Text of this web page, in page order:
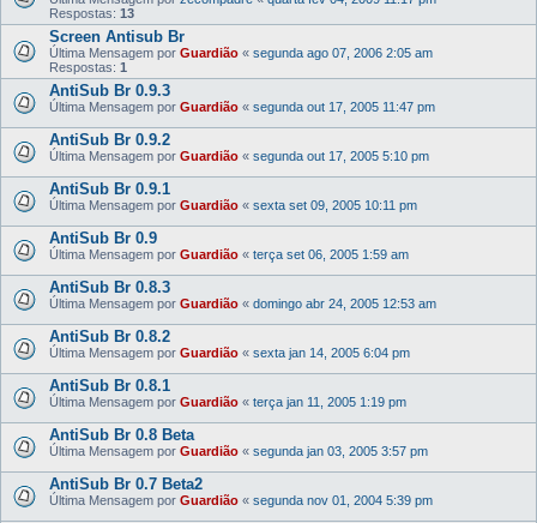
Respostas: 13
Screen Antisub Br
Última Mensagem por Guardião « segunda ago 07, 2006 2:05 am
Respostas: 1
AntiSub Br 0.9.3
Última Mensagem por Guardião « segunda out 17, 2005 11:47 pm
AntiSub Br 0.9.2
Última Mensagem por Guardião « segunda out 17, 2005 5:10 pm
AntiSub Br 0.9.1
Última Mensagem por Guardião « sexta set 09, 2005 10:11 pm
AntiSub Br 0.9
Última Mensagem por Guardião « terça set 06, 2005 1:59 am
AntiSub Br 0.8.3
Última Mensagem por Guardião « domingo abr 24, 2005 12:53 am
AntiSub Br 0.8.2
Última Mensagem por Guardião « sexta jan 14, 2005 6:04 pm
AntiSub Br 0.8.1
Última Mensagem por Guardião « terça jan 11, 2005 1:19 pm
AntiSub Br 0.8 Beta
Última Mensagem por Guardião « segunda jan 03, 2005 3:57 pm
AntiSub Br 0.7 Beta2
Última Mensagem por Guardião « segunda nov 01, 2004 5:39 pm